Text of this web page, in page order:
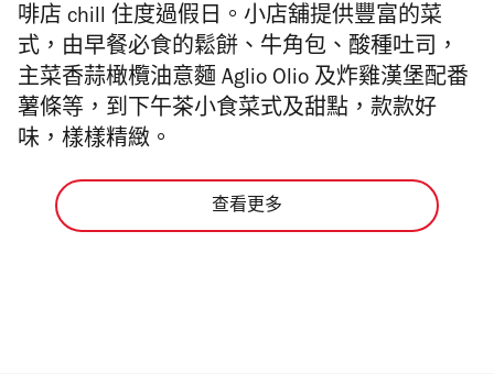
啡店 chill 住度過假日。小店舖提供豐富的菜
式，由早餐必食的鬆餅、牛角包、酸種吐司，
主菜香蒜橄欖油意麵 Aglio Olio 及炸雞漢堡配番
薯條等，到下午茶小食菜式及甜點，款款好
味，樣樣精緻。
查看更多